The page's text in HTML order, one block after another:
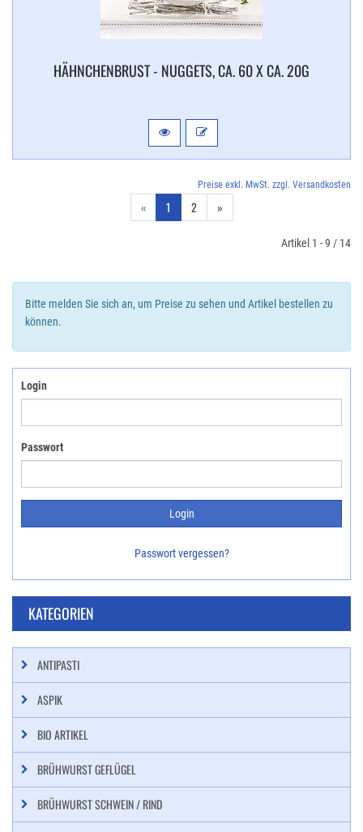
HÄHNCHENBRUST - NUGGETS, CA. 60 X CA. 20G
Preise exkl. MwSt. zzgl. Versandkosten
« 1 2 »
Artikel 1 - 9 / 14
Bitte melden Sie sich an, um Preise zu sehen und Artikel bestellen zu
können.
Login
Passwort
Passwort vergessen?
KATEGORIEN
ANTIPASTI
ASPIK
BIO ARTIKEL
BRÜHWURST GEFLÜGEL
BRÜHWURST SCHWEIN / RIND